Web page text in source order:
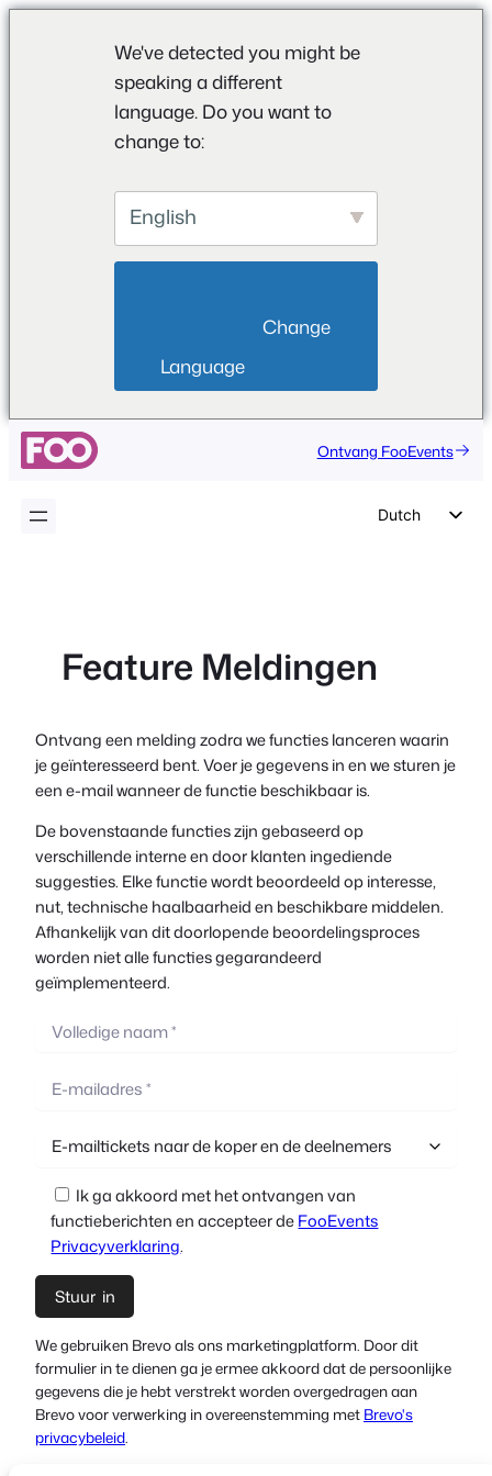
We've detected you might be
speaking a different
language. Do you want to
change to:
English
Language
Ga
naar
inhoud
Ontvang FooEvents
Dutch
Polish
Feature Meldingen
Ontvang een melding zodra we functies lanceren waarin
je geïnteresseerd bent. Voer je gegevens in en we sturen je
een e-mail wanneer de functie beschikbaar is.
De bovenstaande functies zijn gebaseerd op
verschillende interne en door klanten ingediende
suggesties. Elke functie wordt beoordeeld op interesse,
nut, technische haalbaarheid en beschikbare middelen.
Afhankelijk van dit doorlopende beoordelingsproces
worden niet alle functies gegarandeerd
geïmplementeerd.
Ik ga akkoord met het ontvangen van
functieberichten en accepteer deFooEvents
Privacyverklaring.
We gebruiken Brevo als ons marketingplatform. Door dit
formulier in te dienen ga je ermee akkoord dat de persoonlijke
gegevens die je hebt verstrekt worden overgedragen aan
Brevo voor verwerking in overeenstemming met Brevo's
privacybeleid.